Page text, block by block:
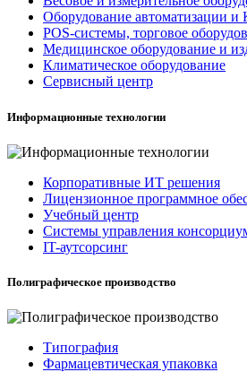
Оборудование автоматизации
POS-системы, торговое
Медицинское оборудование и
Климатическое оборудование
Сервисный центр
Информационные технологии
Корпоративные ИТ решения
Лицензионное программное
Учебный центр
Системы управления
IT-аутсорсинг
Полиграфическое производство
Типография
Фармацевтическая упаковка